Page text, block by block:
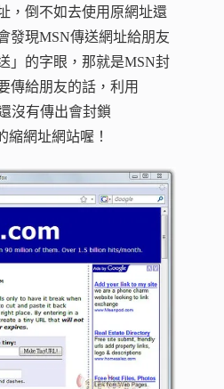
，倒不如去使用原網址還
發現MSN傳送網址給朋友
」的字眼，那就是MSN封
傳給朋友的話，利用
沒有傳出會封鎖
縮網址網站喔！